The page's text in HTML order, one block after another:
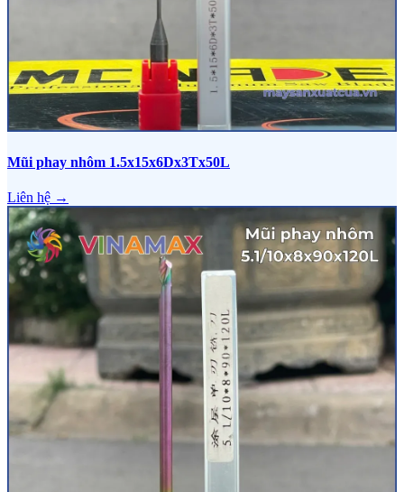
Mũi phay nhôm 1.5x15x6Dx3Tx50L
Liên hệ →